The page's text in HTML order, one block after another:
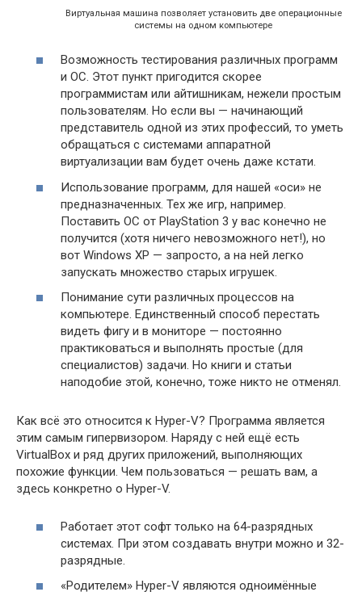
Виртуальная машина позволяет установить две операционные
системы на одном компьютере
Возможность тестирования различных программ
и ОС. Этот пункт пригодится скорее
программистам или айтишникам, нежели простым
пользователям. Но если вы — начинающий
представитель одной из этих профессий, то уметь
обращаться с системами аппаратной
виртуализации вам будет очень даже кстати.
Использование программ, для нашей «оси» не
предназначенных. Тех же игр, например.
Поставить ОС от PlayStation 3 у вас конечно не
получится (хотя ничего невозможного нет!), но
вот Windows XP — запросто, а на ней легко
запускать множество старых игрушек.
Понимание сути различных процессов на
компьютере. Единственный способ перестать
видеть фигу и в мониторе — постоянно
практиковаться и выполнять простые (для
специалистов) задачи. Но книги и статьи
наподобие этой, конечно, тоже никто не отменял.
Как всё это относится к Hyper-V? Программа является
этим самым гипервизором. Наряду с ней ещё есть
VirtualBox и ряд других приложений, выполняющих
похожие функции. Чем пользоваться — решать вам, а
здесь конкретно о Hyper-V.
Работает этот софт только на 64-разрядных
системах. При этом создавать внутри можно и 32-
разрядные.
«Родителем» Hyper-V являются одноимённые